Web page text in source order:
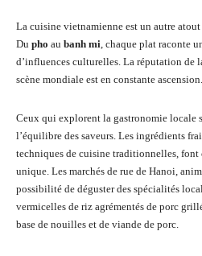
La cuisine vietnamienne est un autre
Du pho au banh mi, chaque plat raconte
d’influences culturelles. La réputation de
scène mondiale est en constante ascension.
Ceux qui explorent la gastronomie locale
l’équilibre des saveurs. Les ingrédients
techniques de cuisine traditionnelles, font
unique. Les marchés de rue de Hanoi,
possibilité de déguster des spécialités
vermicelles de riz agrémentés de porc
base de nouilles et de viande de porc.